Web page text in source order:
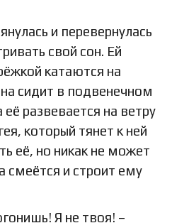
и перевернулась
свой сон. Ей
катаются на
сидит в подвенечном
развевается на ветру
который тянет к ней
её, но никак не может
смеётся и строит ему
Я не твоя! –